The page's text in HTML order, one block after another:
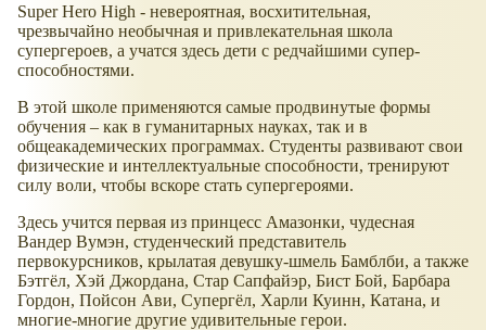
Super Hero High - невероятная, восхитительная,
чрезвычайно необычная и привлекательная школа
супергероев, а учатся здесь дети с редчайшими супер-
способностями.
В этой школе применяются самые продвинутые формы
обучения – как в гуманитарных науках, так и в
общеакадемических программах. Студенты развивают свои
физические и интеллектуальные способности, тренируют
силу воли, чтобы вскоре стать супергероями.
Здесь учится первая из принцесс Амазонки, чудесная
Вандер Вумэн, студенческий представитель
первокурсников, крылатая девушку-шмель Бамблби, а также
Бэтгёл, Хэй Джордана, Стар Сапфайэр, Бист Бой, Барбара
Гордон, Пойсон Ави, Супергёл, Харли Куинн, Катана, и
многие-многие другие удивительные герои.